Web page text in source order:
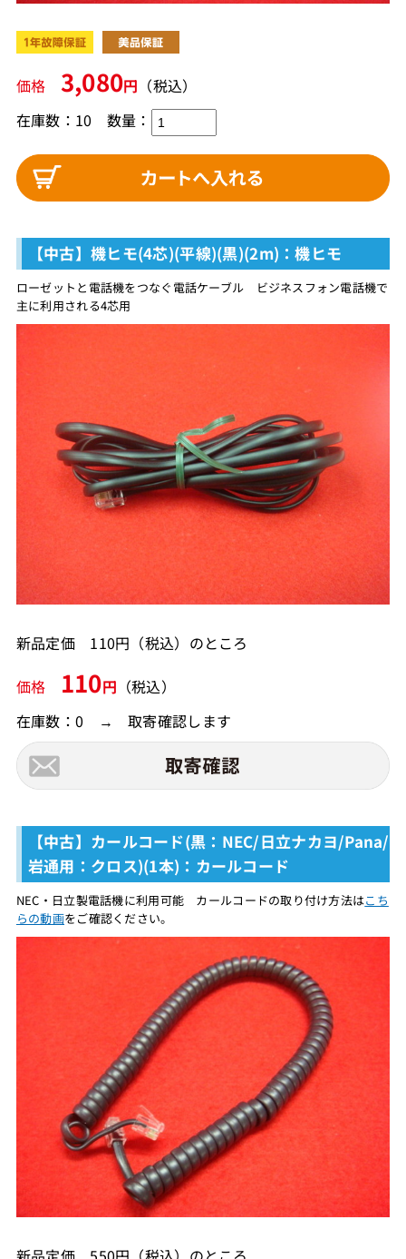
価格 3,080円 （税込）
在庫数：10 数量：
【中古】機ヒモ(4芯)(平線)(黒)(2m)：機ヒモ
ローゼットと電話機をつなぐ電話ケーブル ビジネスフォン電話機で
主に利用される4芯用
新品定価 110円（税込）のところ
価格 110円 （税込）
在庫数：0 → 取寄確認します
【中古】カールコード(黒：NEC/日立ナカヨ/Pana/
岩通用：クロス)(1本)：カールコード
NEC・日立製電話機に利用可能 カールコードの取り付け方法はこち
らの動画をご確認ください。